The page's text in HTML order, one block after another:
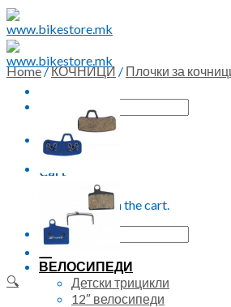
Skip
to
content
0
Cart
No products in the cart.
Search
for:
ВЕЛОСИПЕДИ
Детски трицикли
12″ велосипеди
Home/КОЧНИЦИ / Плочки за
🔍